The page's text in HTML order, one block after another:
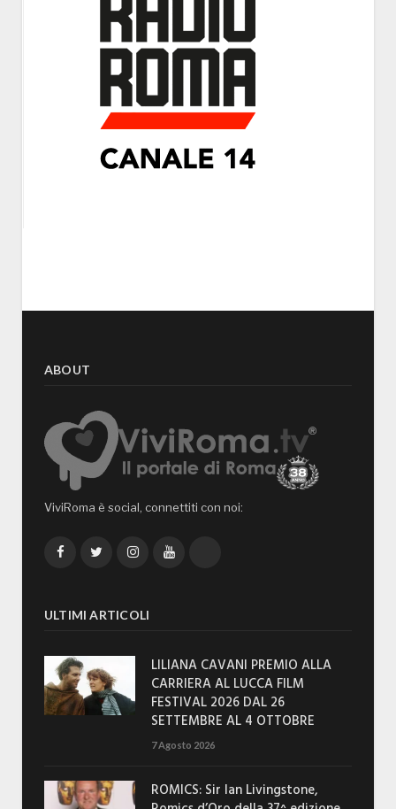
ABOUT
ViviRoma è social, connettiti con noi:
FacebookTwitterInstagramYouTube
ULTIMI ARTICOLI
LILIANA CAVANI PREMIO ALLA
CARRIERA AL LUCCA FILM
FESTIVAL 2026 DAL 26
SETTEMBRE AL 4 OTTOBRE
7 Agosto 2026
ROMICS: Sir Ian Livingstone,